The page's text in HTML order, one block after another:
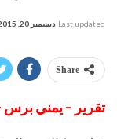
Last updated ديسمبر 20, 2015
Share
تقرير – يمني برس